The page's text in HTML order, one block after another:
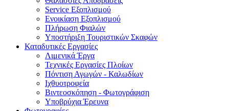
Service Εξοπλισμού
Ενοικίαση Εξοπλισμού
Πλήρωση Φιαλών
Υποστήριξη Τουριστικών Σκαφών
Καταδυτικές Εργασίες
Λιμενικά Έργα
Τεχνικές Εργασίες Πλοίων
Πόντιση Αγωγών - Καλωδίων
Ιχθυοτροφεία
Βιντεοσκόπηση - Φωτογράφιση
Υποβρύχια Έρευνα